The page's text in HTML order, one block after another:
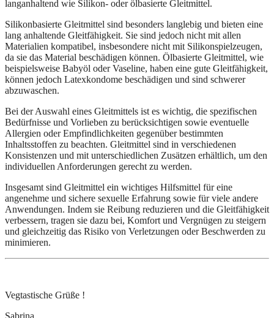
langanhaltend wie Silikon- oder ölbasierte Gleitmittel.
Silikonbasierte Gleitmittel sind besonders langlebig und bieten eine
lang anhaltende Gleitfähigkeit. Sie sind jedoch nicht mit allen
Materialien kompatibel, insbesondere nicht mit Silikonspielzeugen,
da sie das Material beschädigen können. Ölbasierte Gleitmittel, wie
beispielsweise Babyöl oder Vaseline, haben eine gute Gleitfähigkeit,
können jedoch Latexkondome beschädigen und sind schwerer
abzuwaschen.
Bei der Auswahl eines Gleitmittels ist es wichtig, die spezifischen
Bedürfnisse und Vorlieben zu berücksichtigen sowie eventuelle
Allergien oder Empfindlichkeiten gegenüber bestimmten
Inhaltsstoffen zu beachten. Gleitmittel sind in verschiedenen
Konsistenzen und mit unterschiedlichen Zusätzen erhältlich, um den
individuellen Anforderungen gerecht zu werden.
Insgesamt sind Gleitmittel ein wichtiges Hilfsmittel für eine
angenehme und sichere sexuelle Erfahrung sowie für viele andere
Anwendungen. Indem sie Reibung reduzieren und die Gleitfähigkeit
verbessern, tragen sie dazu bei, Komfort und Vergnügen zu steigern
und gleichzeitig das Risiko von Verletzungen oder Beschwerden zu
minimieren.
Vegtastische Grüße !
Sabrina